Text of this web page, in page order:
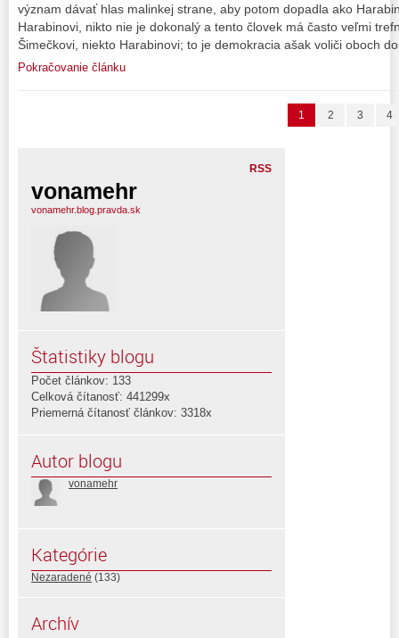
význam dávať hlas malinkej strane, aby potom dopadla ako
Harabinovi, nikto nie je dokonalý a tento človek má často veľmi
Šimečkovi, niekto Harabinovi; to je demokracia ašak voliči oboch
Pokračovanie článku
1 2 3 4
RSS
vonamehr
vonamehr.blog.pravda.sk
Štatistiky blogu
Počet článkov: 133
Celková čítanosť: 441299x
Priemerná čítanosť článkov: 3318x
Autor blogu
vonamehr
Kategórie
Nezaradené (133)
Archív